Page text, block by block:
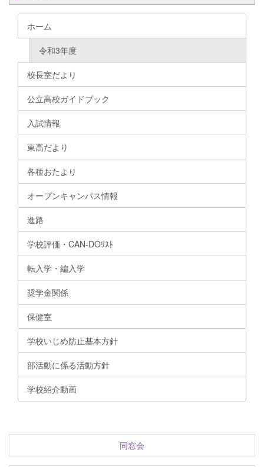
ホーム
令和3年度
校長室だより
公立高校ガイドブック
入試情報
東高だより
各種おたより
オープンキャンパス情報
進路
学校評価・CAN-DOﾘｽﾄ
転入学・編入学
奨学金関係
保健室
学校いじめ防止基本方針
部活動に係る活動方針
学校紹介動画
同窓会